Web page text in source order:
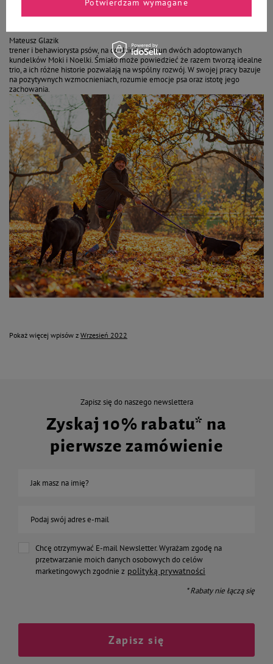
umiejętnościami, czy wielkością. Kierujmy się sobą, naszą
aktywnością i przede wszystkim dostępnym dla psa czasem.
Mateusz Glazik
trener i behawiorysta psów, na co dzień opiekun dwóch adoptowanych
kundelków Moki i Noelki. Śmiało może powiedzieć że razem tworzą idealne
trio, a ich różne historie pozwalają na wspólny rozwój. W swojej pracy bazuje
na pozytywnych wzmocnieniach, rozumie emocje psa oraz istotę jego
zachowania.
Pokaż więcej wpisów z Wrzesień 2022
Zapisz się do naszego newslettera
Zyskaj 10% rabatu* na
pierwsze zamówienie
Jak masz na imię?
Podaj swój adres e-mail
Chcę otrzymywać E-mail Newsletter. Wyrażam zgodę na
przetwarzanie moich danych osobowych do celów
marketingowych zgodnie z polityką prywatności
* Rabaty nie łączą się
Zapisz się
Potwierdzam wymagane